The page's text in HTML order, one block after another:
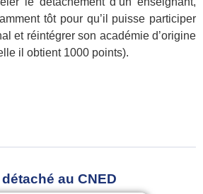
tôt pour qu’il puisse participer
et réintégrer son académie d’origine
il obtient 1000 points).
au CNED